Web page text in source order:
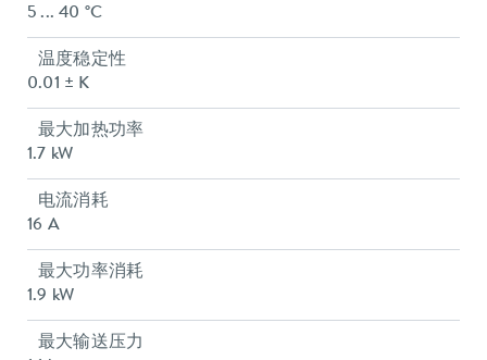
5 ... 40 °C
温度稳定性
0.01 ± K
最大加热功率
1.7 kW
电流消耗
16 A
最大功率消耗
1.9 kW
最大输送压力